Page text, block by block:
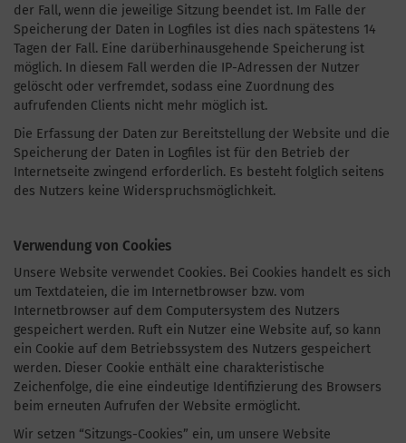
der Fall, wenn die jeweilige Sitzung beendet ist. Im Falle der
Speicherung der Daten in Logfiles ist dies nach spätestens 14
Tagen der Fall. Eine darüberhinausgehende Speicherung ist
möglich. In diesem Fall werden die IP-Adressen der Nutzer
gelöscht oder verfremdet, sodass eine Zuordnung des
aufrufenden Clients nicht mehr möglich ist.
Die Erfassung der Daten zur Bereitstellung der Website und die
Speicherung der Daten in Logfiles ist für den Betrieb der
Internetseite zwingend erforderlich. Es besteht folglich seitens
des Nutzers keine Widerspruchsmöglichkeit.
Verwendung von Cookies
Unsere Website verwendet Cookies. Bei Cookies handelt es sich
um Textdateien, die im Internetbrowser bzw. vom
Internetbrowser auf dem Computersystem des Nutzers
gespeichert werden. Ruft ein Nutzer eine Website auf, so kann
ein Cookie auf dem Betriebssystem des Nutzers gespeichert
werden. Dieser Cookie enthält eine charakteristische
Zeichenfolge, die eine eindeutige Identifizierung des Browsers
beim erneuten Aufrufen der Website ermöglicht.
Wir setzen “Sitzungs-Cookies” ein, um unsere Website